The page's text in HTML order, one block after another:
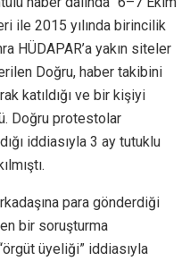
ile 2015 yılında birincilik
HÜDAPAR’a yakın siteler
Doğru, haber takibini
katıldığı ve bir kişiyi
Doğru protestolar
iddiasıyla 3 ay tutuklu
para gönderdiği
bir soruşturma
üyeliği” iddiasıyla